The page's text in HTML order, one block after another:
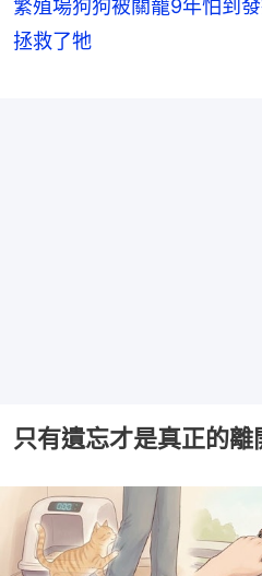
繁殖場狗狗被關籠9年怕到
拯救了牠
只有遺忘才是真正的離